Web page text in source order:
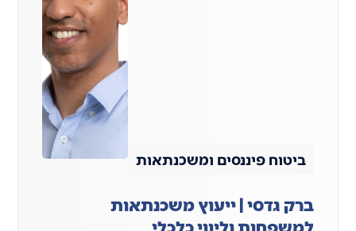
ביטוח פיננסים ומשכנתאות
ברק גדסי | ייעוץ משכנתאות
למשפחות וליווי כלכלי